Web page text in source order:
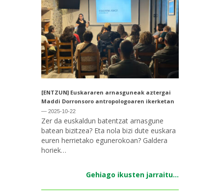
[ENTZUN] Euskararen arnasguneak aztergai
Maddi Dorronsoro antropologoaren ikerketan
— 2025-10-22
Zer da euskaldun batentzat arnasgune
batean bizitzea? Eta nola bizi dute euskara
euren herrietako egunerokoan? Galdera
horiek…
Gehiago ikusten jarraitu...